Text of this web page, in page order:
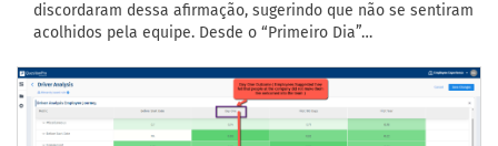
discordaram dessa afirmação, sugerindo que não se sentiram
acolhidos pela equipe. Desde o “Primeiro Dia”…